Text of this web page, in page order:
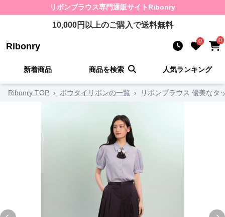
リボンブラウス専門通販サイト Ribonry
10,000円以上のご購入で送料無料
Ribonry 0 0
新着商品 商品を検索 人気ランキング
Ribonry TOP › ボウタイリボンの一覧 › リボンブラウス 優美なタ